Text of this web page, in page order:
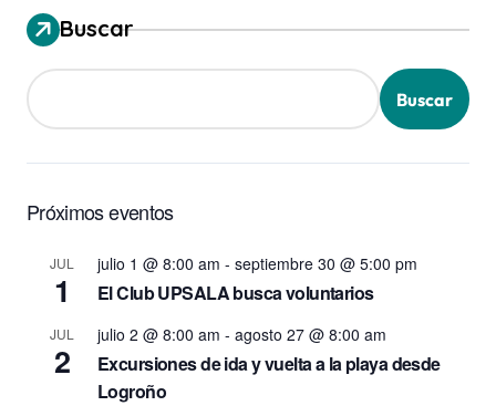
Buscar
Buscar
Próximos eventos
JUL
1
julio 1 @ 8:00 am - septiembre 30 @ 5:00 pm
El Club UPSALA busca voluntarios
JUL
2
julio 2 @ 8:00 am - agosto 27 @ 8:00 am
Excursiones de ida y vuelta a la playa desde
Logroño